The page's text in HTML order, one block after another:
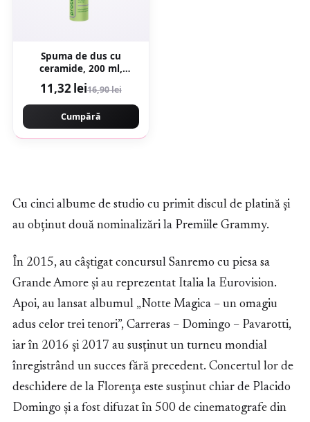
Spuma de dus cu
ceramide, 200 ml,
Gerovital
11,32 lei16,90 lei
Cumpără
Cu cinci albume de studio cu primit discul de platină şi
au obținut două nominalizări la Premiile Grammy.
În 2015, au câştigat concursul Sanremo cu piesa sa
Grande Amore şi au reprezentat Italia la Eurovision.
Apoi, au lansat albumul „Notte Magica – un omagiu
adus celor trei tenori”, Carreras – Domingo – Pavarotti,
iar în 2016 şi 2017 au susținut un turneu mondial
înregistrând un succes fără precedent. Concertul lor de
deschidere de la Florenţa este susţinut chiar de Placido
Domingo şi a fost difuzat în 500 de cinematografe din